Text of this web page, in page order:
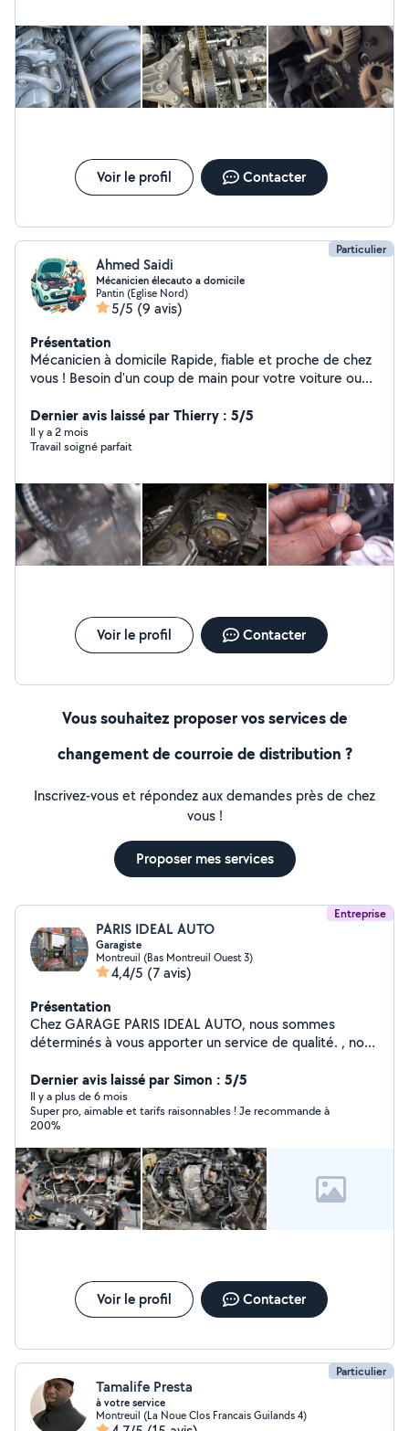
Voir le profil Contacter
Particulier
Ahmed Saidi
Mécanicien élecauto a domicile
Pantin (Eglise Nord)
5/5 (9 avis)
Présentation
Mécanicien à domicile Rapide, fiable et proche de chez
vous ! Besoin d'un coup de main pour votre voiture ou
sérieux, réactif et équipé pour intervenir directement
chez vous. Que ce soit pour une panne, un diagnostic ou
des réparations plus complexes, je m'adapte à vos
Devis gratuit Intervention rapide
Dernier avis laissé par Thierry : 5/5
Il y a 2 mois
Travail soigné parfait
Voir le profil Contacter
Vous souhaitez proposer vos services de
changement de courroie de distribution ?
Inscrivez-vous et répondez aux demandes près de chez
vous !
Proposer mes services
Entreprise
PARIS IDEAL AUTO
Garagiste
Montreuil (Bas Montreuil Ouest 3)
4,4/5 (7 avis)
Présentation
Chez GARAGE PARIS IDEAL AUTO, nous sommes
déterminés à vous apporter un service de qualité. , nous
VOLTAIRE.93100 MONTREUIL Professionnel de la
mécanique , nous disposons du savoir-faire et de
l'expertise nécessaires pour les prestations à faire sur
votre automobile. A Bientôt chez Paris ideal auto.
Dernier avis laissé par Simon : 5/5
Il y a plus de 6 mois
Super pro, aimable et tarifs raisonnables ! Je recommande à
200%
Voir le profil Contacter
Particulier
Tamalife Presta
à votre service
Montreuil (La Noue Clos Francais Guilands 4)